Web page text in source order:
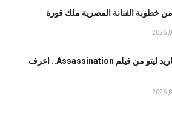
خطوبة الفنانة المصرية ملك قورة
استبعاد جاريد ليتو من فيلم Assassination.. اعرف